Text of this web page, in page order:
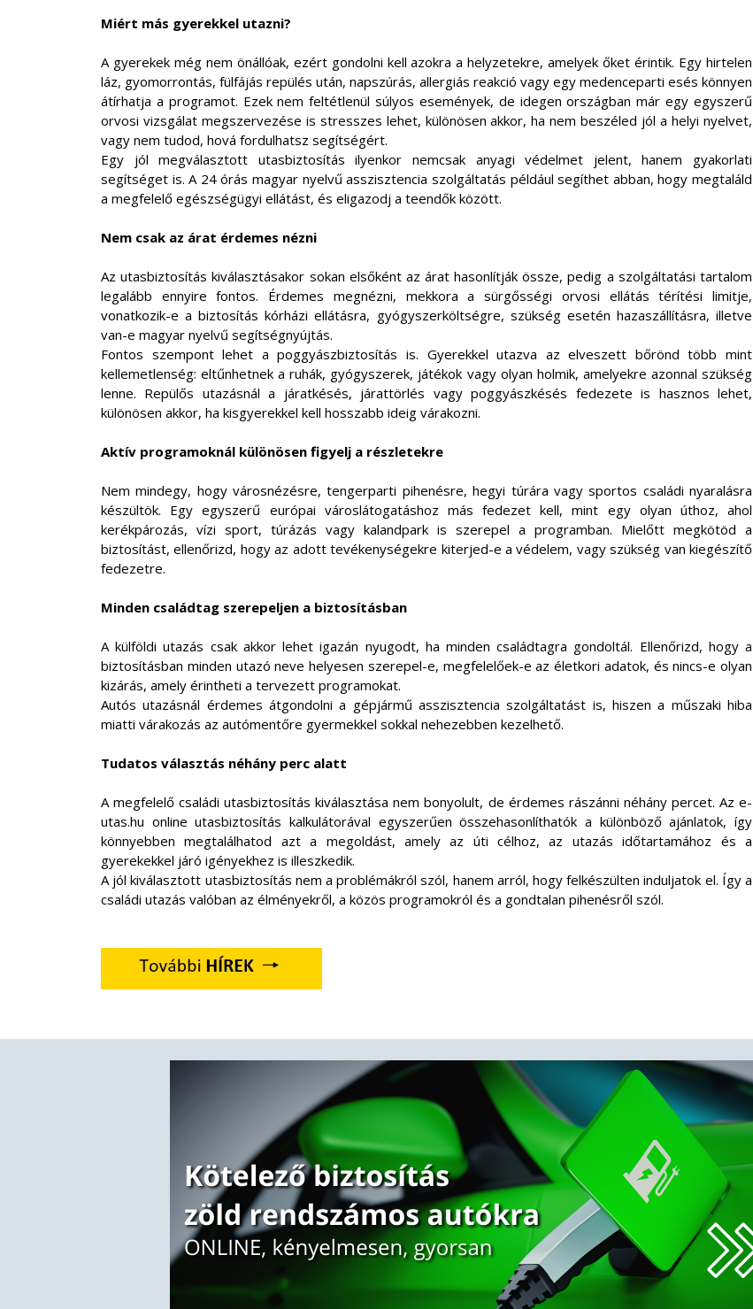
Miért más gyerekkel utazni?
A gyerekek még nem önállóak, ezért gondolni kell azokra a helyzetekre, amelyek őket érintik. Egy hirtelen
láz, gyomorrontás, fülfájás repülés után, napszúrás, allergiás reakció vagy egy medenceparti esés könnyen
átírhatja a programot. Ezek nem feltétlenül súlyos események, de idegen országban már egy egyszerű
orvosi vizsgálat megszervezése is stresszes lehet, különösen akkor, ha nem beszéled jól a helyi nyelvet,
vagy nem tudod, hová fordulhatsz segítségért.
Egy jól megválasztott utasbiztosítás ilyenkor nemcsak anyagi védelmet jelent, hanem gyakorlati
segítséget is. A 24 órás magyar nyelvű asszisztencia szolgáltatás például segíthet abban, hogy megtaláld
a megfelelő egészségügyi ellátást, és eligazodj a teendők között.
Nem csak az árat érdemes nézni
Az utasbiztosítás kiválasztásakor sokan elsőként az árat hasonlítják össze, pedig a szolgáltatási tartalom
legalább ennyire fontos. Érdemes megnézni, mekkora a sürgősségi orvosi ellátás térítési limitje,
vonatkozik-e a biztosítás kórházi ellátásra, gyógyszerköltségre, szükség esetén hazaszállításra, illetve
van-e magyar nyelvű segítségnyújtás.
Fontos szempont lehet a poggyászbiztosítás is. Gyerekkel utazva az elveszett bőrönd több mint
kellemetlenség: eltűnhetnek a ruhák, gyógyszerek, játékok vagy olyan holmik, amelyekre azonnal szükség
lenne. Repülős utazásnál a járatkésés, járattörlés vagy poggyászkésés fedezete is hasznos lehet,
különösen akkor, ha kisgyerekkel kell hosszabb ideig várakozni.
Aktív programoknál különösen figyelj a részletekre
Nem mindegy, hogy városnézésre, tengerparti pihenésre, hegyi túrára vagy sportos családi nyaralásra
készültök. Egy egyszerű európai városlátogatáshoz más fedezet kell, mint egy olyan úthoz, ahol
kerékpározás, vízi sport, túrázás vagy kalandpark is szerepel a programban. Mielőtt megkötöd a
biztosítást, ellenőrizd, hogy az adott tevékenységekre kiterjed-e a védelem, vagy szükség van kiegészítő
fedezetre.
Minden családtag szerepeljen a biztosításban
A külföldi utazás csak akkor lehet igazán nyugodt, ha minden családtagra gondoltál. Ellenőrizd, hogy a
biztosításban minden utazó neve helyesen szerepel-e, megfelelőek-e az életkori adatok, és nincs-e olyan
kizárás, amely érintheti a tervezett programokat.
Autós utazásnál érdemes átgondolni a gépjármű asszisztencia szolgáltatást is, hiszen a műszaki hiba
miatti várakozás az autómentőre gyermekkel sokkal nehezebben kezelhető.
Tudatos választás néhány perc alatt
A megfelelő családi utasbiztosítás kiválasztása nem bonyolult, de érdemes rászánni néhány percet. Az e-
utas.hu online utasbiztosítás kalkulátorával egyszerűen összehasonlíthatók a különböző ajánlatok, így
könnyebben megtalálhatod azt a megoldást, amely az úti célhoz, az utazás időtartamához és a
gyerekekkel járó igényekhez is illeszkedik.
A jól kiválasztott utasbiztosítás nem a problémákról szól, hanem arról, hogy felkészülten induljatok el. Így a
családi utazás valóban az élményekről, a közös programokról és a gondtalan pihenésről szól.